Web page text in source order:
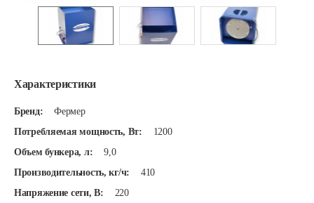
Характеристики
Бренд:
Фермер
Потребляемая мощность, Вт:
1200
Объем бункера, л:
9,0
Производительность, кг/ч:
410
Напряжение сети, В:
220